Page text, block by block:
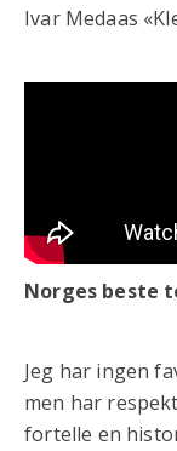
Ivar Medaas
Norges
Jeg har ingen
men har
fortelle en